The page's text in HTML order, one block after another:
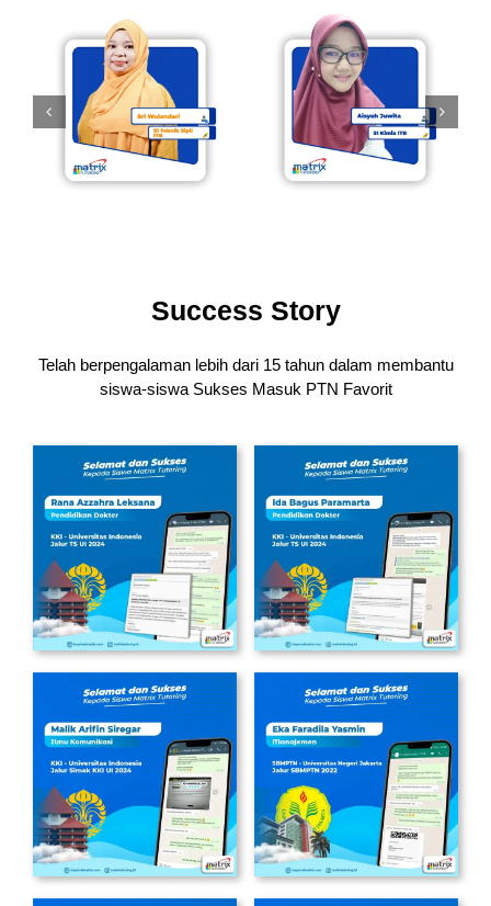
Success Story
Telah berpengalaman lebih dari 15 tahun dalam membantu
siswa-siswa Sukses Masuk PTN Favorit